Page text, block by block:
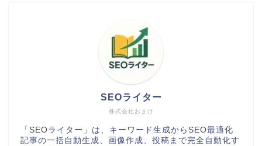
株式会社おまけ
SEOライター
「SEOライター」は、キーワード生成からSEO最適化
記事の一括自動生成、画像作成、投稿まで完全自動化す